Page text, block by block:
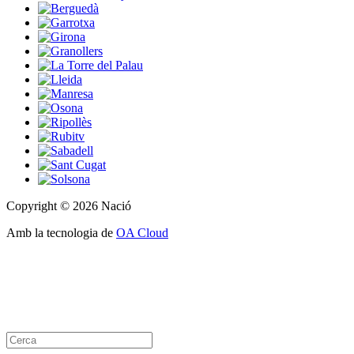
Copyright © 2026 Nació
Amb la tecnologia de OA Cloud